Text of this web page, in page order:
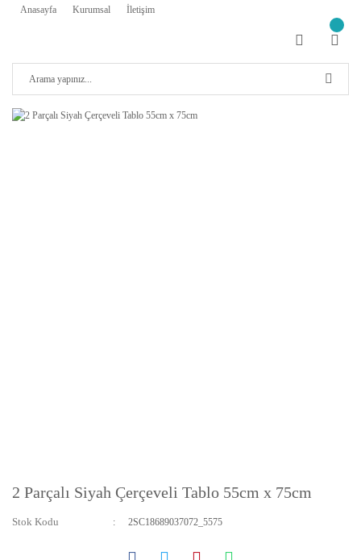
Anasayfa Kurumsal İletişim
2 Parçalı Siyah Çerçeveli Tablo 55cm x 75cm
Stok Kodu 2SC18689037072_5575